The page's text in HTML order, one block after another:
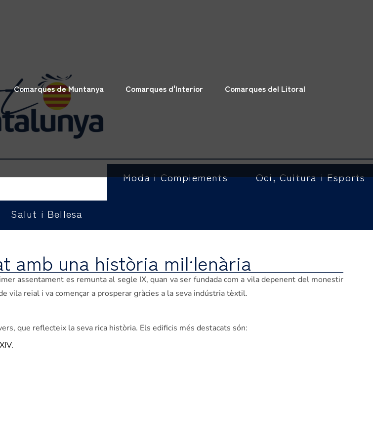
Comarques de Muntanya Comarques d'Interior Comarques del Litoral
i Turisme
Salut i Bellesa
Moda i Complements Oci, Cultura i Esports
amb una història mil·lenària
assentament es remunta al segle IX, quan va ser fundada com a vila depenent del monestir
reial i va començar a prosperar gràcies a la seva indústria tèxtil.
que reflecteix la seva rica història. Els edificis més destacats són: